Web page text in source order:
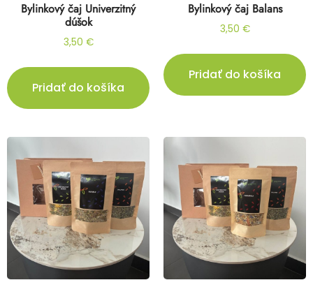
Bylinkový čaj Univerzitný
dúšok
3,50 €
Pridať do košíka
Bylinkový čaj Balans
3,50 €
Pridať do košíka